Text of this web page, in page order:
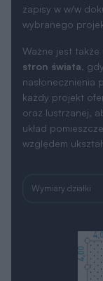
zapisy w w/w
wybranego
Ważne jest także
stron świata,
nasłonecznienia
każdy projekt
oraz lustrzanej,
układ
względem
Wymiary działki